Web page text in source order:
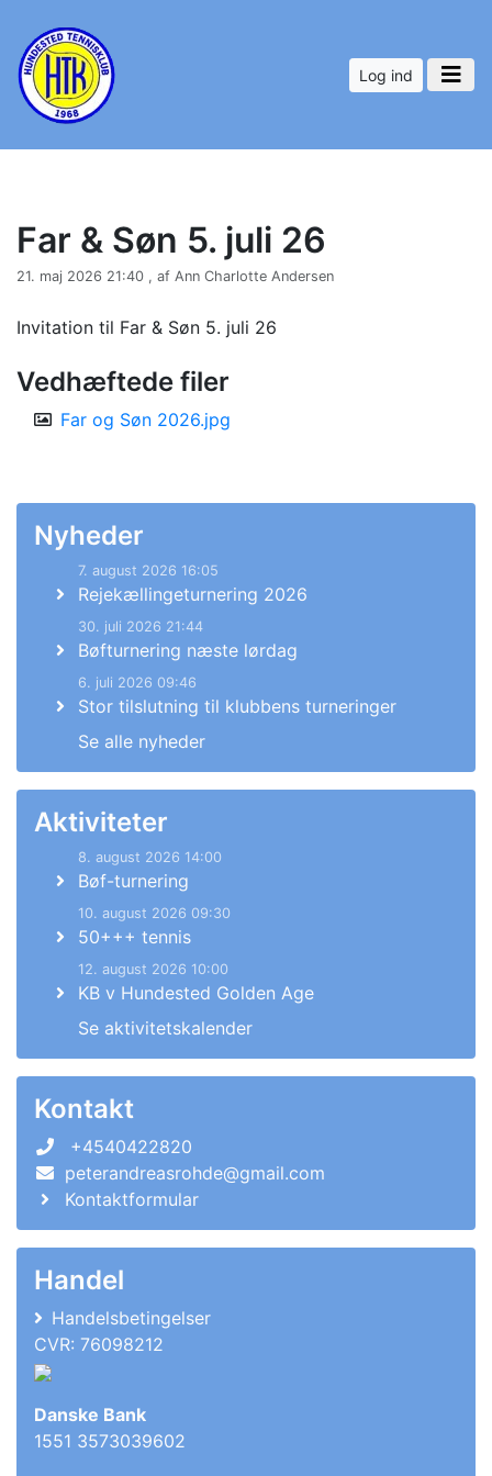
Log ind
Far & Søn 5. juli 26
21. maj 2026 21:40 , af Ann Charlotte Andersen
Invitation til Far & Søn 5. juli 26
Vedhæftede filer
Far og Søn 2026.jpg
Nyheder
7. august 2026 16:05
Rejekællingeturnering 2026
30. juli 2026 21:44
Bøfturnering næste lørdag
6. juli 2026 09:46
Stor tilslutning til klubbens turneringer
Se alle nyheder
Aktiviteter
8. august 2026 14:00
Bøf-turnering
10. august 2026 09:30
50+++ tennis
12. august 2026 10:00
KB v Hundested Golden Age
Se aktivitetskalender
Kontakt
+4540422820
peterandreasrohde@gmail.com
Kontaktformular
Handel
Handelsbetingelser
CVR: 76098212
Danske Bank
1551 3573039602